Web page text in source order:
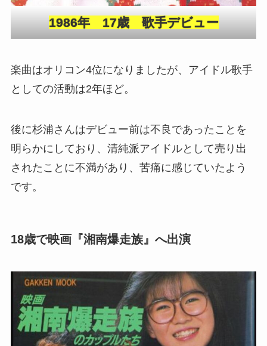
1986年 17歳 歌手デビュー
楽曲はオリコン4位になりましたが、アイドル歌手
としての活動は2年ほど。
後に杉浦さんはデビュー前は不良であったことを
明らかにしており、清純派アイドルとして売り出
されたことに不満があり、苦痛に感じていたよう
です。
18歳で映画『湘南爆走族』へ出演